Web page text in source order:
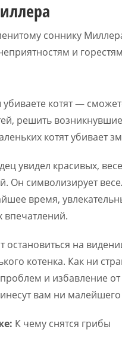
соннику
и
убиваете котят —
решить
котят убивает
увидел красивых,
Он символизирует
время,
остановиться на
котенка. Как ни
и избавление
вам ни
К чему снятся грибы